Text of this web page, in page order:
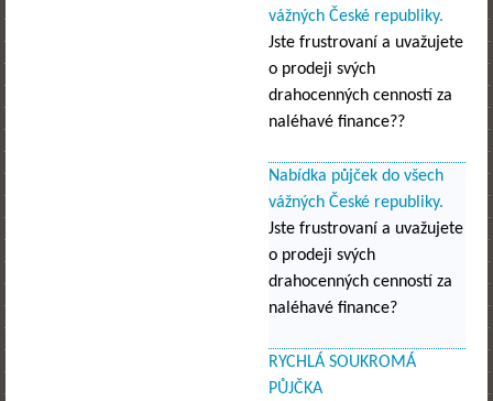
vážných České republiky.
Jste frustrovaní a uvažujete
o prodeji svých
drahocenných cenností za
naléhavé finance??
Nabídka půjček do všech
vážných České republiky.
Jste frustrovaní a uvažujete
o prodeji svých
drahocenných cenností za
naléhavé finance?
RYCHLÁ SOUKROMÁ
PŮJČKA